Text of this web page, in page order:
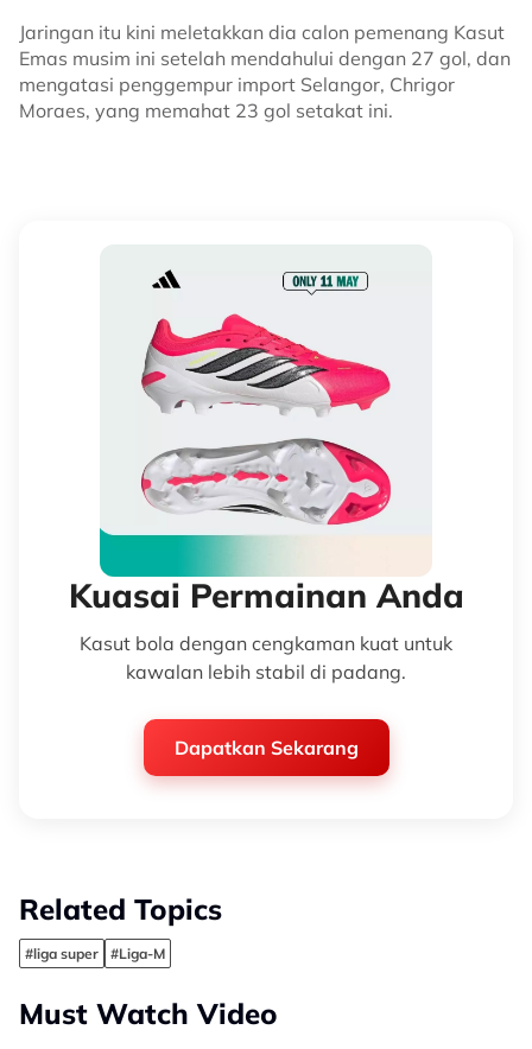
Jaringan itu kini meletakkan dia calon pemenang Kasut
Emas musim ini setelah mendahului dengan 27 gol, dan
mengatasi penggempur import Selangor, Chrigor
Moraes, yang memahat 23 gol setakat ini.
Kuasai Permainan Anda
Kasut bola dengan cengkaman kuat untuk
kawalan lebih stabil di padang.
Dapatkan Sekarang
Related Topics
#liga super #Liga-M
Must Watch Video